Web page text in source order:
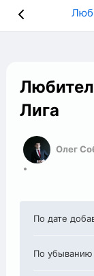
Лига
Олег
По дате
По убыванию